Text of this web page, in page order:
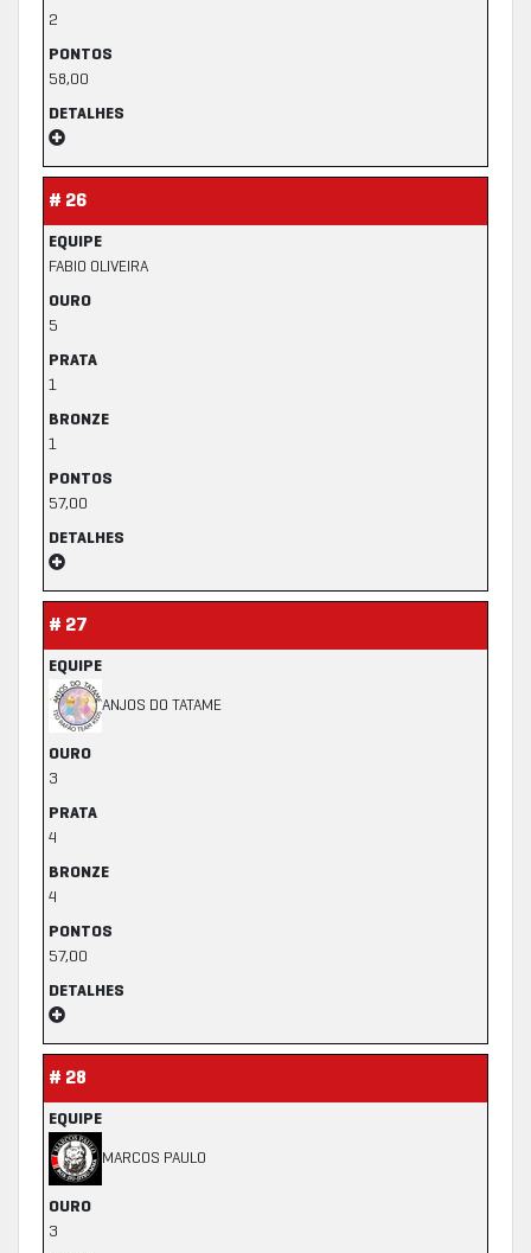
2
PONTOS
58,00
DETALHES
# 26
EQUIPE
FABIO OLIVEIRA
OURO
5
PRATA
1
BRONZE
1
PONTOS
57,00
DETALHES
# 27
EQUIPE
ANJOS DO TATAME
OURO
3
PRATA
4
BRONZE
4
PONTOS
57,00
DETALHES
# 28
EQUIPE
MARCOS PAULO
OURO
3